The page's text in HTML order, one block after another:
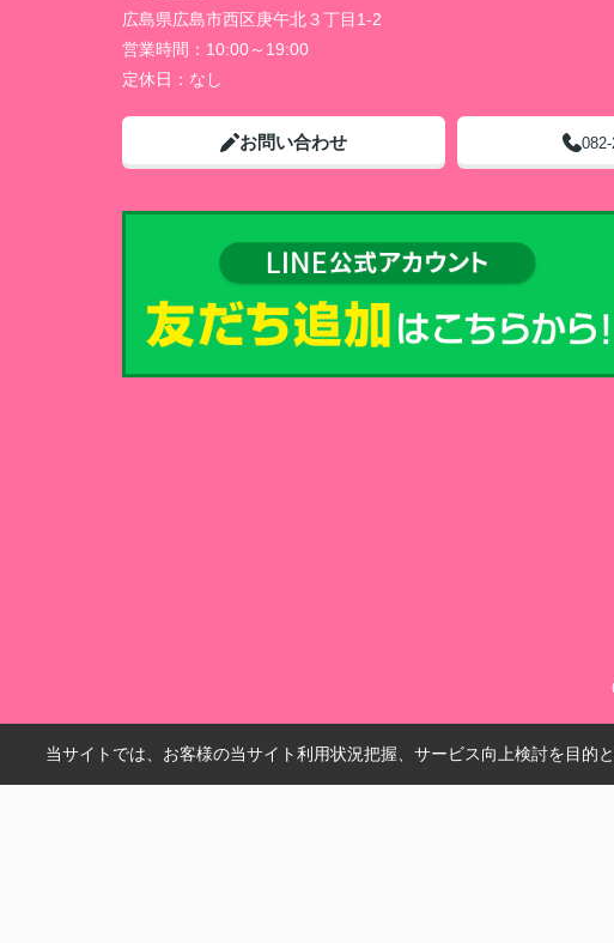
広島県広島市西区庚午北３丁目1-2
営業時間： 10:00～19:00
定休日： なし
お問い合わせ
当サイトでは、お客様の当サイト利用状況把握、サービス向上検討を目的